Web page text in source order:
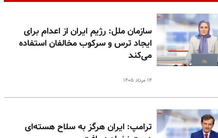
سازمان ملل: رژیم ایران از اعدام برای
ایجاد ترس و سرکوب مخالفان استفاده
می‌کند
۱۴ مرداد ۱۴۰۵
ترامپ: ایران هرگز به سلاح هسته‌ای